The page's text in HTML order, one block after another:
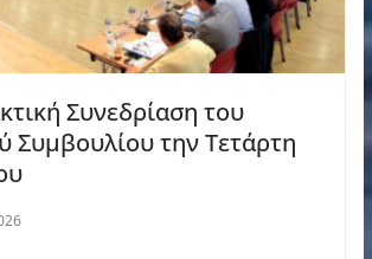
Συνεδρίαση του
Συμβουλίου την Τετάρτη